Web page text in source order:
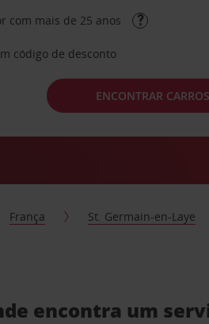
com mais de 25 anos
código de desconto
ENCONTRAR CARROS
França
St. Germain-en-Laye
encontra um